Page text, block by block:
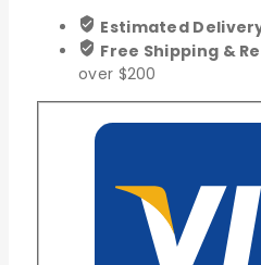
Estimated
Free Shipping &
over $200